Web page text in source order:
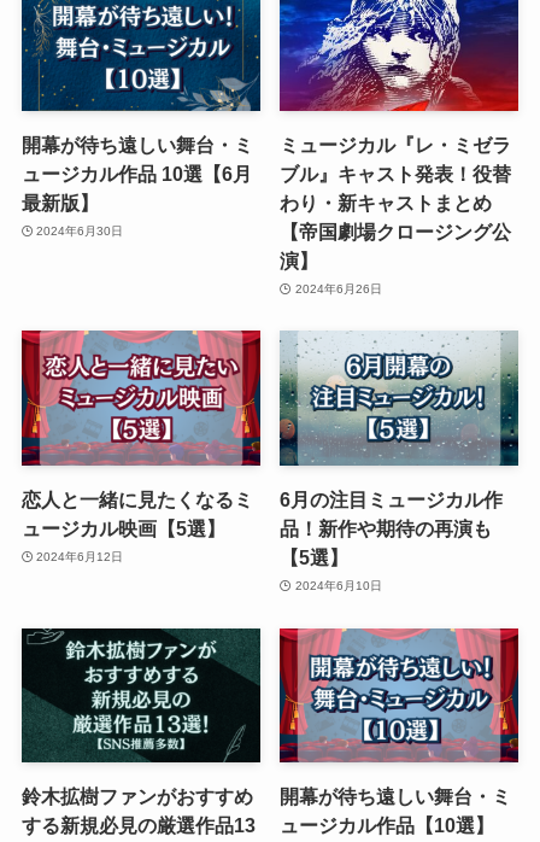
開幕が待ち遠しい舞台・ミ
ュージカル作品 10選【6月
最新版】
2024年6月30日
ミュージカル『レ・ミゼラ
ブル』キャスト発表！役替
わり・新キャストまとめ
【帝国劇場クロージング公
演】
2024年6月26日
恋人と一緒に見たくなるミ
ュージカル映画【5選】
2024年6月12日
6月の注目ミュージカル作
品！新作や期待の再演も
【5選】
2024年6月10日
鈴木拡樹ファンがおすすめ
する新規必見の厳選作品13
開幕が待ち遠しい舞台・ミ
ュージカル作品【10選】